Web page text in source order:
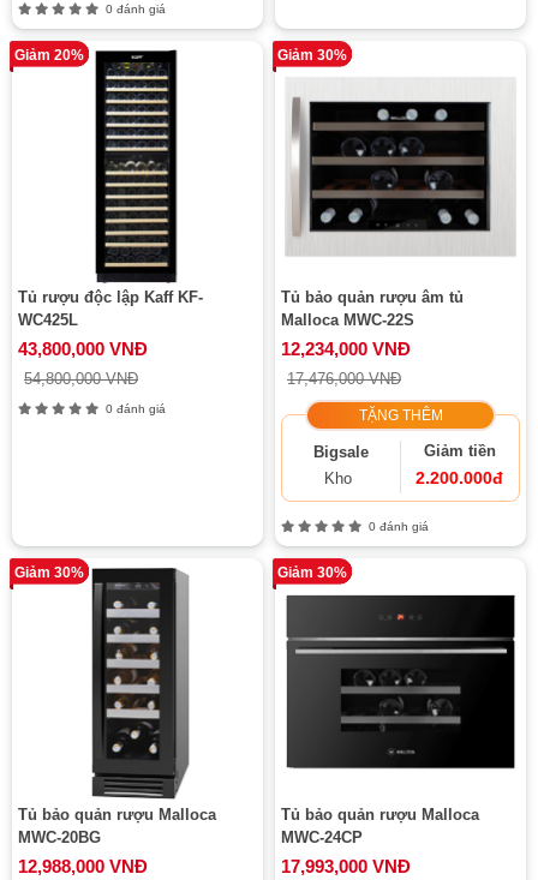
0 đánh giá
Giảm 20%
Tủ rượu độc lập Kaff KF-
WC425L
43,800,000 VNĐ
54,800,000 VNĐ
0 đánh giá
Giảm 30%
Tủ bảo quản rượu âm tủ
Malloca MWC-22S
12,234,000 VNĐ
17,476,000 VNĐ
TẶNG THÊM
Bigsale
Kho
Giảm tiền
2.200.000đ
0 đánh giá
Giảm 30%
Tủ bảo quản rượu Malloca
MWC-20BG
12,988,000 VNĐ
Giảm 30%
Tủ bảo quản rượu Malloca
MWC-24CP
17,993,000 VNĐ